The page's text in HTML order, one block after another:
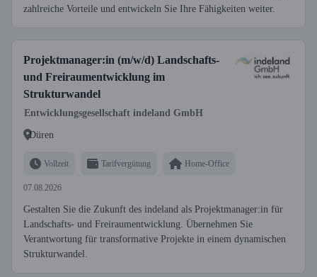
zahlreiche Vorteile und entwickeln Sie Ihre Fähigkeiten weiter.
Projektmanager:in (m/w/d) Landschafts-
und Freiraumentwicklung im
Strukturwandel
Entwicklungsgesellschaft indeland GmbH
Düren
Vollzeit Tarifvergütung Home-Office
07.08.2026
Gestalten Sie die Zukunft des indeland als Projektmanager:in für
Landschafts- und Freiraumentwicklung. Übernehmen Sie
Verantwortung für transformative Projekte in einem dynamischen
Strukturwandel.